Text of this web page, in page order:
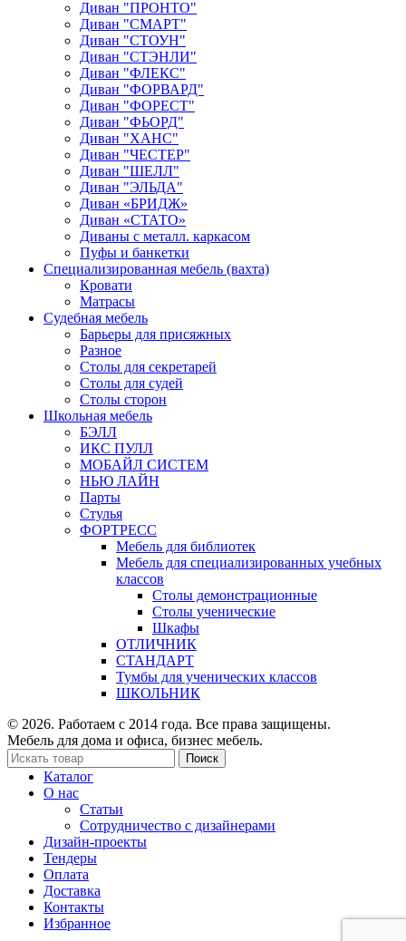
Диван "ПРОНТО"
Диван "СМАРТ"
Диван "СТОУН"
Диван "СТЭНЛИ"
Диван "ФЛЕКС"
Диван "ФОРВАРД"
Диван "ФОРЕСТ"
Диван "ФЬОРД"
Диван "ХАНС"
Диван "ЧЕСТЕР"
Диван "ШЕЛЛ"
Диван "ЭЛЬДА"
Диван «БРИДЖ»
Диван «СТАТО»
Диваны с металл. каркасом
Пуфы и банкетки
Специализированная мебель (вахта)
Кровати
Матрасы
Судебная мебель
Барьеры для присяжных
Разное
Столы для секретарей
Столы для судей
Столы сторон
Школьная мебель
БЭЛЛ
ИКС ПУЛЛ
МОБАЙЛ СИСТЕМ
НЬЮ ЛАЙН
Парты
Стулья
ФОРТРЕСС
Мебель для библиотек
Мебель для специализированных учебных
классов
Столы демонстрационные
Столы ученические
Шкафы
ОТЛИЧНИК
СТАНДАРТ
Тумбы для ученических классов
ШКОЛЬНИК
© 2026. Работаем с 2014 года. Все права защищены.
Мебель для дома и офиса, бизнес мебель.
Поиск
Каталог
О нас
Статьи
Сотрудничество с дизайнерами
Дизайн-проекты
Тендеры
Оплата
Доставка
Контакты
Избранное